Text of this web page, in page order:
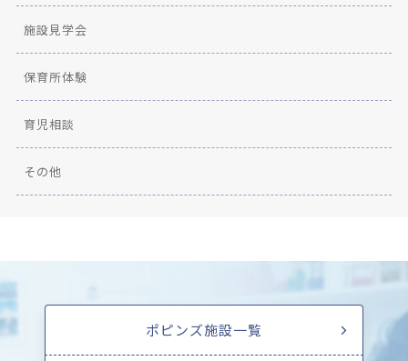
施設見学会
保育所体験
育児相談
その他
ポピンズ施設一覧